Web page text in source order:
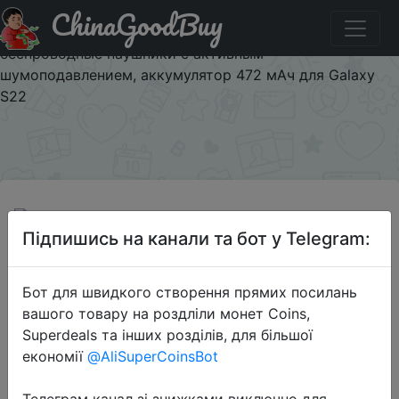
Промокод на знижку SAM030 Оригинальные наушники
Samsung Galaxy Buds Pro, TWS, Bluetooth,
беспроводные наушники с активным
шумоподавлением, аккумулятор 472 мАч для Galaxy
S22
ChinaGoodBuy
Оригинальные наушники Samsung
Galaxy Buds Pro, TWS, Bluetooth,
беспроводные наушники с
Підпишись на канали та бот у Telegram:
Бот для швидкого створення прямих посилань
вашого товару на роздліли монет Coins,
Superdeals та інших розділів, для більшої
економії @AliSuperCoinsBot